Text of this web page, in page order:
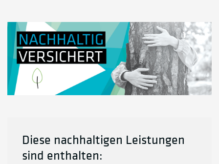
Diese nachhaltigen Leistungen
sind enthalten: